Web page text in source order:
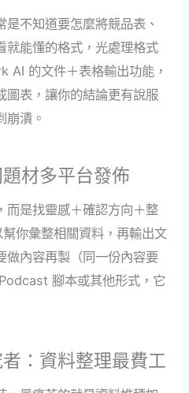
不知道要怎麼將競品表、
就能懂的格式，光處理格式
AI 的文件＋表格輸出功能，
圖表，讓你的結論更有說服
崩潰。
材多平台發佈
而是找靈感＋確認方向＋整
你彙整相關資料，再輸出文
做內容再製（同一份內容要
腳本或其他形式，它
：資料整理最費工